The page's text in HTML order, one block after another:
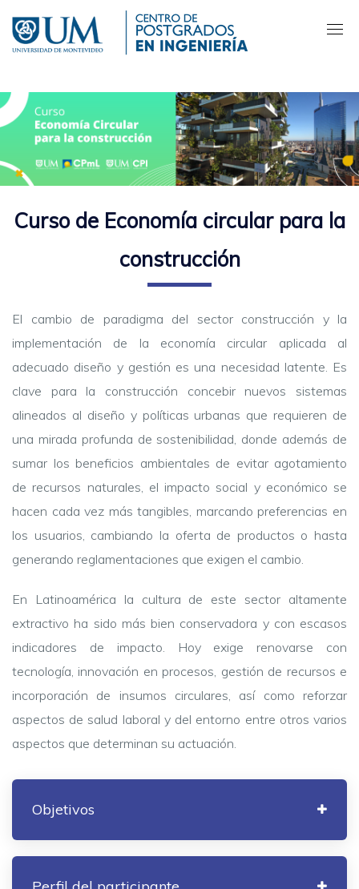
contenido
principal
Curso de Economía circular para la
construcción
El cambio de paradigma del sector construcción y la
implementación de la economía circular aplicada al
adecuado diseño y gestión es una necesidad latente. Es
clave para la construcción concebir nuevos sistemas
alineados al diseño y políticas urbanas que requieren de
una mirada profunda de sostenibilidad, donde además de
sumar los beneficios ambientales de evitar agotamiento
de recursos naturales, el impacto social y económico se
hacen cada vez más tangibles, marcando preferencias en
los usuarios, cambiando la oferta de productos o hasta
generando reglamentaciones que exigen el cambio.
En Latinoamérica la cultura de este sector altamente
extractivo ha sido más bien conservadora y con escasos
indicadores de impacto. Hoy exige renovarse con
tecnología, innovación en procesos, gestión de recursos e
incorporación de insumos circulares, así como reforzar
aspectos de salud laboral y del entorno entre otros varios
aspectos que determinan su actuación.
Objetivos